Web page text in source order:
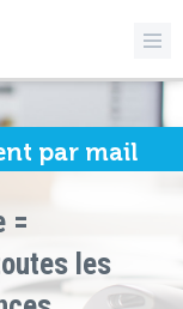
par mail
=
les